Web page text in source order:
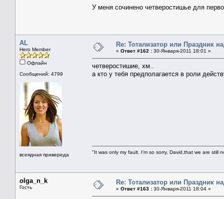
У меня сочинено четверостишье для
AL
Hero Member
Офлайн
Сообщений: 4799
всеядная привереда
Re: Тотализатор или Праздник
« Ответ #162 : 30-Января-2011 18:01 »
четверостишие, хм..
а кто у тебя предполагается в роли
"It was only my fault. I'm so sorry, David,that we are still
olga_n_k
Гость
Re: Тотализатор или Праздник
« Ответ #163 : 30-Января-2011 18:04 »